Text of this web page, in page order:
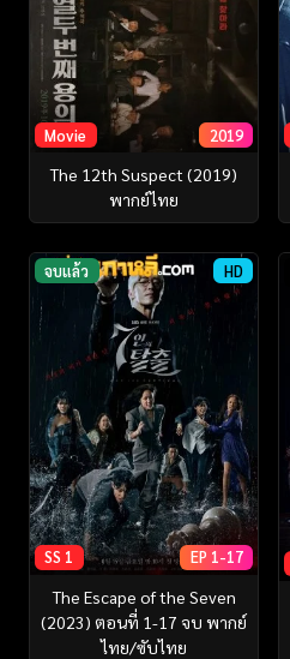
Movie 2019
The 12th Suspect (2019)
พากย์ไทย
จบแล้ว HD
SS 1 EP 1-17
The Escape of the Seven
(2023) ตอนที่ 1-17 จบ พากย์
ไทย/ซับไทย